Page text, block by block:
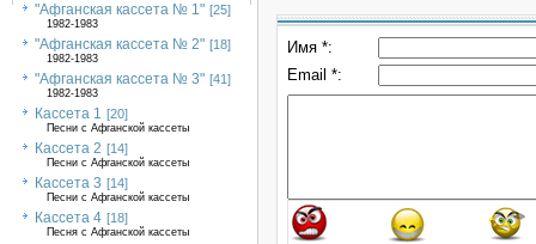
"Афганская кассета № 1" [25]
1982-1983
"Афганская кассета № 2" [18]
1982-1983
"Афганская кассета № 3" [41]
1982-1983
Кассета 1 [20]
Песни с Афганской кассеты
Кассета 2 [14]
Песни с Афганской кассеты
Кассета 3 [14]
Песни с Афганской кассеты
Кассета 4 [18]
Песня с Афганской кассеты
Имя *:
Email *: